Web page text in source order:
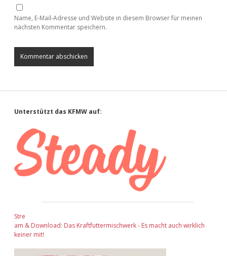
Name, E-Mail-Adresse und Website in diesem Browser für meinen
nächsten Kommentar speichern.
Sidebar
Unterstützt das KFMW auf:
Stre
am & Download: Das Kraftfuttermischwerk - Es macht auch wirklich
keiner mit!